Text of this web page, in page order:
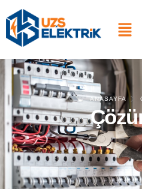
ANASAYFA